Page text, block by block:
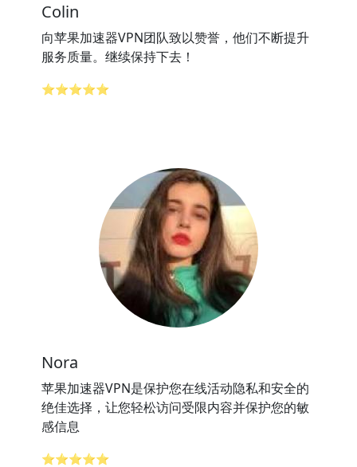
Colin
向苹果加速器VPN团队致以赞誉，他们不断提升
服务质量。继续保持下去！
⭐⭐⭐⭐⭐
Nora
苹果加速器VPN是保护您在线活动隐私和安全的
绝佳选择，让您轻松访问受限内容并保护您的敏
感信息
⭐⭐⭐⭐⭐